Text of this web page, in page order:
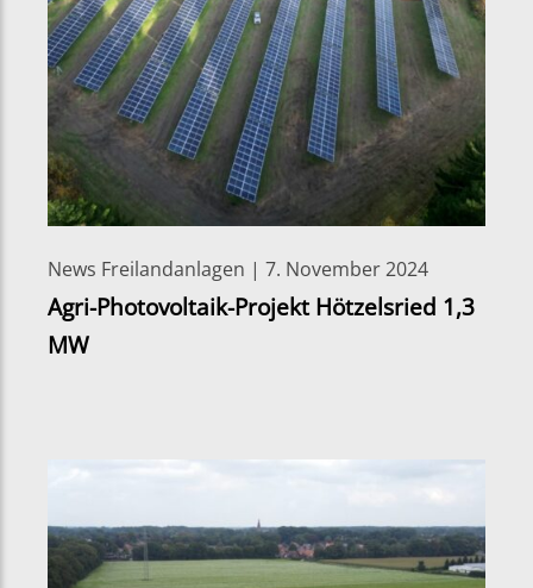
News Freilandanlagen | 7. November 2024
Agri-Photovoltaik-Projekt Hötzelsried 1,3
MW